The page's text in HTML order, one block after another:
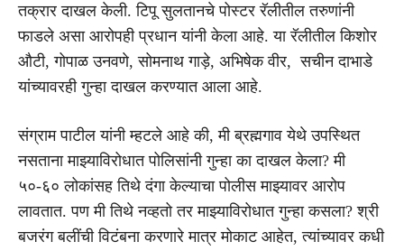
तक्रार दाखल केली. टिपू सुलतानचे पोस्टर रॅलीतील तरुणांनी
फाडले असा आरोपही प्रधान यांनी केला आहे. या रॅलीतील किशोर
औटी, गोपाळ उनवणे, सोमनाथ गाड़े, अभिषेक वीर, सचीन दाभाडे
यांच्यावरही गुन्हा दाखल करण्यात आला आहे.
संग्राम पाटील यांनी म्हटले आहे की, मी ब्रह्मगाव येथे उपस्थित
नसताना माझ्याविरोधात पोलिसांनी गुन्हा का दाखल केला? मी
५०-६० लोकांसह तिथे दंगा केल्याचा पोलीस माझ्यावर आरोप
लावतात. पण मी तिथे नव्हतो तर माझ्याविरोधात गुन्हा कसला? श्री
बजरंग बलींची विटंबना करणारे मात्र मोकाट आहेत, त्यांच्यावर कधी